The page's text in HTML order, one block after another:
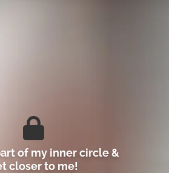
of my inner circle &
closer to me!